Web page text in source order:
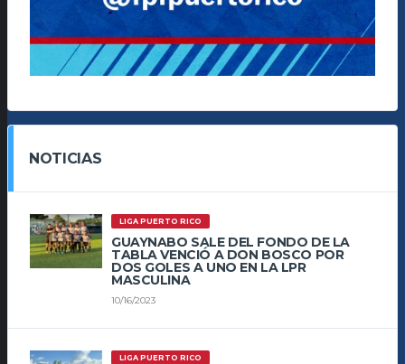
NOTICIAS
LIGA PUERTO RICO
GUAYNABO SALE DEL FONDO DE LA
TABLA VENCIÓ A DON BOSCO POR
DOS GOLES A UNO EN LA LPR
MASCULINA
10/16/2023
LIGA PUERTO RICO